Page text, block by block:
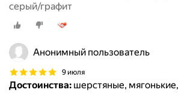
серый/графит
Анонимный пользователь
9 июля
Достоинства: шерстяные, мягонькие,